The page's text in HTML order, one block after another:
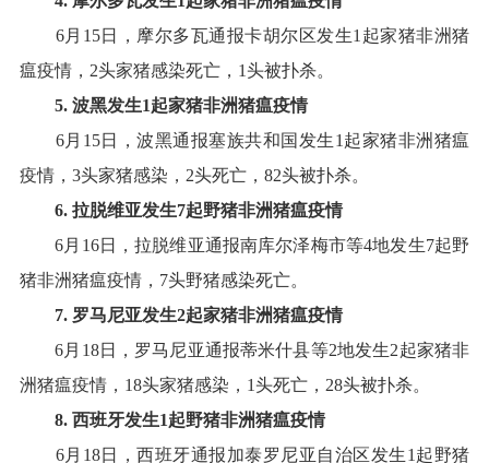
6月 15日，摩尔多瓦通报卡胡尔区发生1 起家猪非洲猪
瘟疫情， 2头家猪感染死亡， 1头被扑杀。
5. 波黑发生1起家猪非洲猪瘟疫情
6月 15日，波黑通报塞族共和国发生1 起家猪非洲猪瘟
疫情， 3头家猪感染， 2头死亡， 82头被扑杀。
6. 拉脱维亚发生7起野猪非洲猪瘟疫情
6月 16日，拉脱维亚通报南库尔泽梅市等4地发生7起野
猪非洲猪瘟疫情， 7头野猪感染死亡。
7. 罗马尼亚发生2起家猪非洲猪瘟疫情
6月 18日，罗马尼亚通报蒂米什县等2地发生2起家猪非
洲猪瘟疫情， 18头家猪感染， 1头死亡， 28头被扑杀。
8. 西班牙发生1起野猪非洲猪瘟疫情
6月 18日，西班牙通报加泰罗尼亚自治区发生1 起野猪